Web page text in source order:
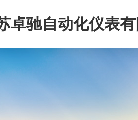
卓驰自动化仪表